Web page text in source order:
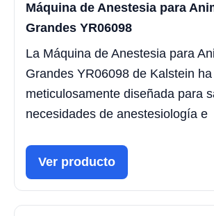
Máquina de Anestesia para
Grandes YR06098
La Máquina de Anestesia para
Grandes YR06098 de Kalstein
meticulosamente diseñada para
necesidades de anestesiología e
Ver producto